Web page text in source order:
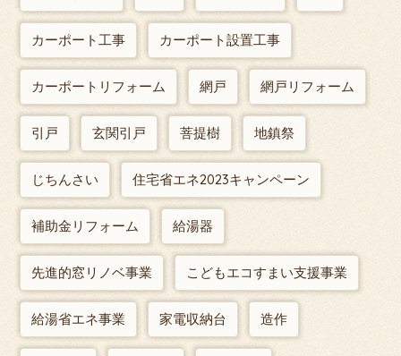
カーポート工事 カーポート設置工事
カーポートリフォーム 網戸 網戸リフォーム
引戸 玄関引戸 菩提樹 地鎮祭
じちんさい 住宅省エネ2023キャンペーン
補助金リフォーム 給湯器
先進的窓リノベ事業 こどもエコすまい支援事業
給湯省エネ事業 家電収納台 造作